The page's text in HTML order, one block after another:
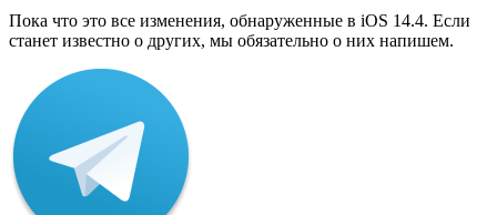
Пока что это все изменения, обнаруженные в iOS 14.4. Если
станет известно о других, мы обязательно о них напишем.